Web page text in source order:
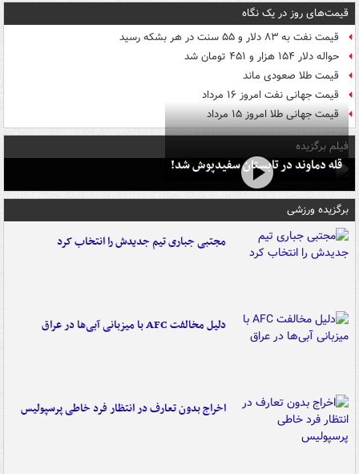
قیمت‌های روز در یک نگاه
قیمت نفت به ۸۳ دلار و ۵۵ سنت در هر بشکه رسید
حواله دلار ۱۵۴ هزار و ۴۵۱ تومان شد
قیمت طلا صعودی ماند
قیمت جهانی نفت امروز ۱۶ مرداد
قیمت جهانی طلا امروز ۱۵ مرداد
فیلم برگزیده
قله دماوند در تابستان سفیدپوش شد!
برگزیده ورزشی
مجتبی جباری تیم جدیدش را انتخاب کرد
دلیل مخالفت AFC با میزبانی آبی‌ها در عراق
اخراج بدون تعارف در انتظار فرد خاطی پرسپولیس